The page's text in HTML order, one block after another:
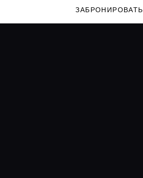
ЗАБРОНИРОВАТЬ